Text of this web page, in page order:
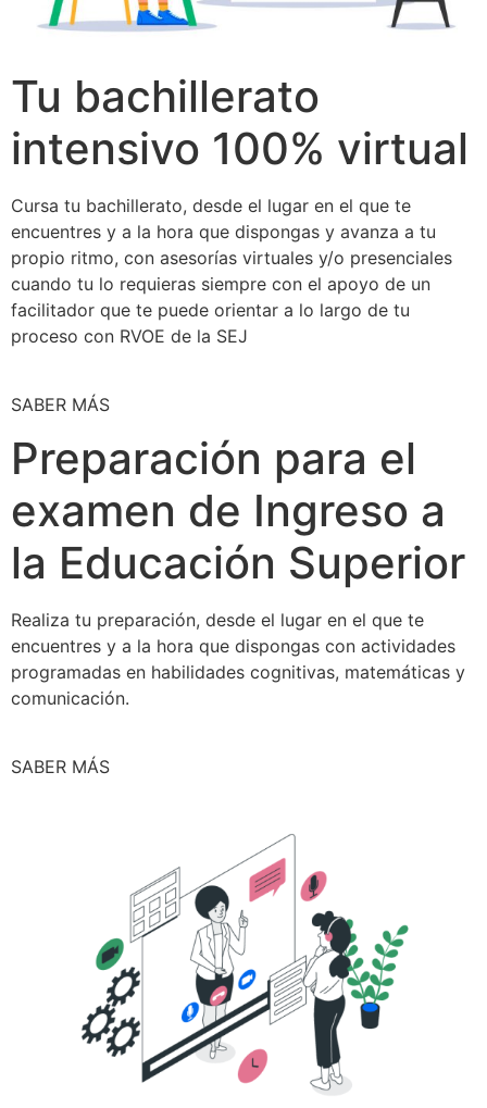
Tu bachillerato
intensivo 100% virtual
Cursa tu bachillerato, desde el lugar en el que te
encuentres y a la hora que dispongas y avanza a tu
propio ritmo, con asesorías virtuales y/o presenciales
cuando tu lo requieras siempre con el apoyo de un
facilitador que te puede orientar a lo largo de tu
proceso con RVOE de la SEJ
SABER MÁS
Preparación para el
examen de Ingreso a
la Educación Superior
Realiza tu preparación, desde el lugar en el que te
encuentres y a la hora que dispongas con actividades
programadas en habilidades cognitivas, matemáticas y
comunicación.
SABER MÁS